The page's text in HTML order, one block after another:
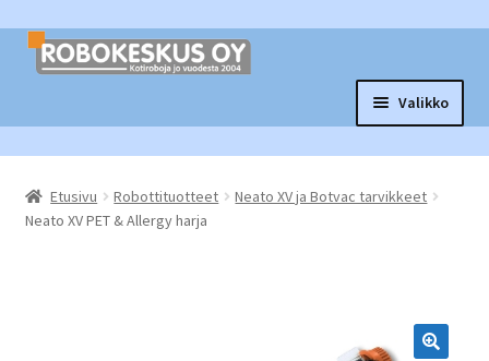
Siirry
navigointiin
Siirry
sisältöön
Valikko
Robottituotteet
tason
Tarvikkeet ja varaosat
tason
valikko
Etusivu Robottituotteet
Neato XV ja Botvac tarvikkeet
Neato XV PET & Allergy harja